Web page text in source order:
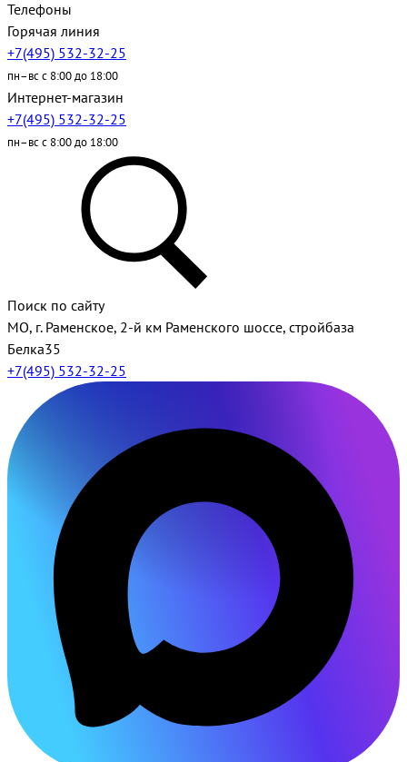
Телефоны
Горячая линия
+7(495) 532-32-25
пн–вс с 8:00 до 18:00
Интернет-магазин
+7(495) 532-32-25
пн–вс с 8:00 до 18:00
Поиск по сайту
МО, г. Раменское, 2-й км Раменского шоссе, стройбаза
Белка35
+7(495) 532-32-25